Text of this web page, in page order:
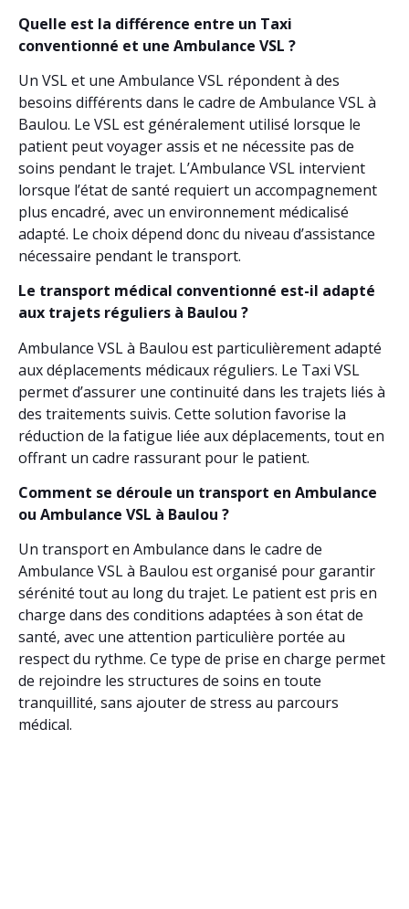
Quelle est la différence entre un Taxi
conventionné et une Ambulance VSL ?
Un VSL et une Ambulance VSL répondent à des
besoins différents dans le cadre de Ambulance VSL à
Baulou. Le VSL est généralement utilisé lorsque le
patient peut voyager assis et ne nécessite pas de
soins pendant le trajet. L’Ambulance VSL intervient
lorsque l’état de santé requiert un accompagnement
plus encadré, avec un environnement médicalisé
adapté. Le choix dépend donc du niveau d’assistance
nécessaire pendant le transport.
Le transport médical conventionné est-il adapté
aux trajets réguliers à Baulou ?
Ambulance VSL à Baulou est particulièrement adapté
aux déplacements médicaux réguliers. Le Taxi VSL
permet d’assurer une continuité dans les trajets liés à
des traitements suivis. Cette solution favorise la
réduction de la fatigue liée aux déplacements, tout en
offrant un cadre rassurant pour le patient.
Comment se déroule un transport en Ambulance
ou Ambulance VSL à Baulou ?
Un transport en Ambulance dans le cadre de
Ambulance VSL à Baulou est organisé pour garantir
sérénité tout au long du trajet. Le patient est pris en
charge dans des conditions adaptées à son état de
santé, avec une attention particulière portée au
respect du rythme. Ce type de prise en charge permet
de rejoindre les structures de soins en toute
tranquillité, sans ajouter de stress au parcours
médical.